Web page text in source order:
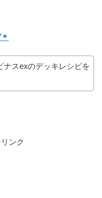
ナスexのデッキレシピを
ンク